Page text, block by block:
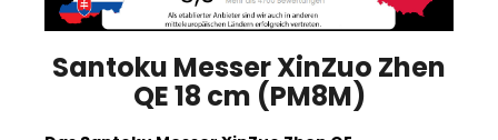
Santoku Messer XinZuo Zhen
QE 18 cm (PM8M)
Das Santoku Messer XinZuo Zhen QE